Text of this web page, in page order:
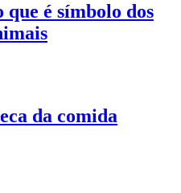
é símbolo dos
da comida